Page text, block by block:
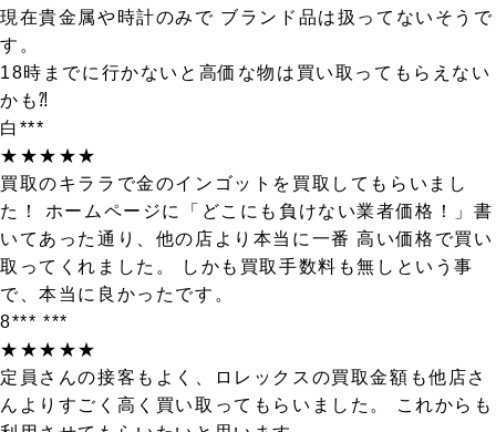
現在貴金属や時計のみで ブランド品は扱ってないそうで
す。
18時までに行かないと高価な物は買い取ってもらえない
かも⁈
白***
★★★★★
買取のキララで金のインゴットを買取してもらいまし
た！ ホームページに「どこにも負けない業者価格！」書
いてあった通り、他の店より本当に一番 高い価格で買い
取ってくれました。 しかも買取手数料も無しという事
で、本当に良かったです。
8*** ***
★★★★★
定員さんの接客もよく、ロレックスの買取金額も他店さ
んよりすごく高く買い取ってもらいました。 これからも